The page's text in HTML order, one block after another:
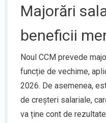
Majorări
beneficii
Noul CCM prevede
funcție de vechime,
2026. De asemenea,
de creșteri salariale,
va ține cont de